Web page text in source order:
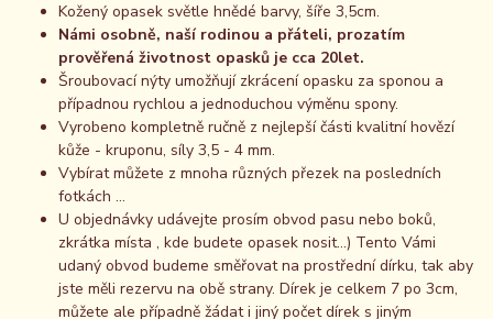
Kožený opasek světle hnědé barvy, šíře 3,5cm.
Námi osobně, naší rodinou a přáteli, prozatím
prověřená životnost opasků je cca 20let.
Šroubovací nýty umožňují zkrácení opasku za sponou a
případnou rychlou a jednoduchou výměnu spony.
Vyrobeno kompletně ručně z nejlepší části kvalitní hovězí
kůže - kruponu, síly 3,5 - 4 mm.
Vybírat můžete z mnoha různých přezek na posledních
fotkách ...
U objednávky udávejte prosím obvod pasu nebo boků,
zkrátka místa , kde budete opasek nosit...) Tento Vámi
udaný obvod budeme směřovat na prostřední dírku, tak aby
jste měli rezervu na obě strany. Dírek je celkem 7 po 3cm,
můžete ale případně žádat i jiný počet dírek s jiným